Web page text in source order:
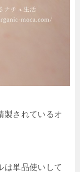
製されているオ
は単品使いして